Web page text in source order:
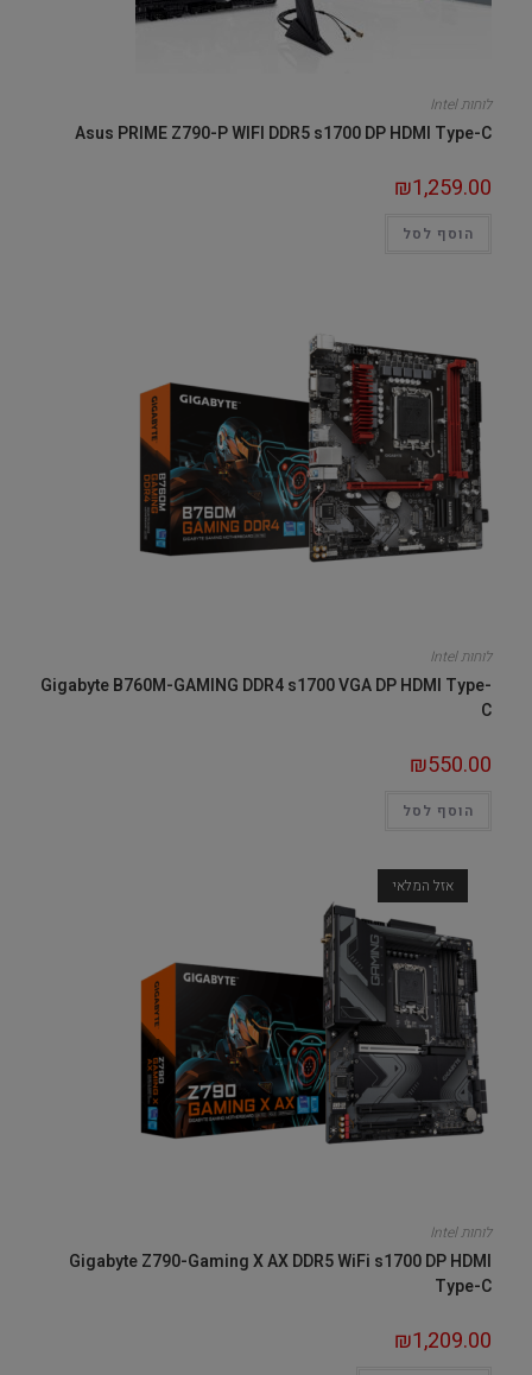
לוחות Intel
Asus PRIME Z790-P WIFI DDR5 s1700 DP HDMI Type-C
₪1,259.00
הוסף לסל
לוחות Intel
Gigabyte B760M-GAMING DDR4 s1700 VGA DP HDMI Type-
C
₪550.00
הוסף לסל
אזל המלאי
לוחות Intel
Gigabyte Z790-Gaming X AX DDR5 WiFi s1700 DP HDMI
Type-C
₪1,209.00